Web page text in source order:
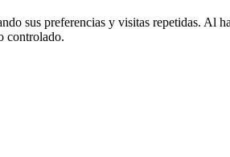
sus preferencias y visitas repetidas.
controlado.